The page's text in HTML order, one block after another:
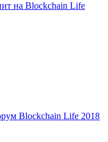
на Blockchain Life
Blockchain Life 2018